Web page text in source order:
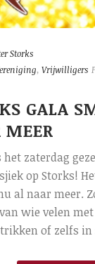
Storks
, Vrijwilligers
GALA
MEER
zaterdag
op Storks!
al naar meer.
wie velen
of zelfs in